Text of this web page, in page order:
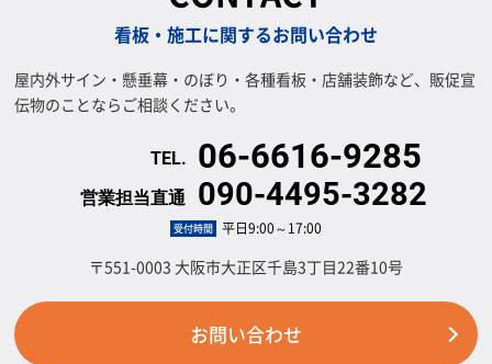
看板・施工に関するお問い合わせ
屋内外サイン・懸垂幕・のぼり・各種看板・店舗装飾など、販促宣
伝物のことならご相談ください。
06-6616-9285
090-4495-3282
受付時間 平日9:00～17:00
〒551-0003 大阪市大正区千島3丁目22番10号
お問い合わせ